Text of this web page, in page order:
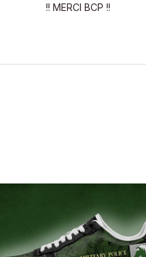
!! MERCI BCP !!